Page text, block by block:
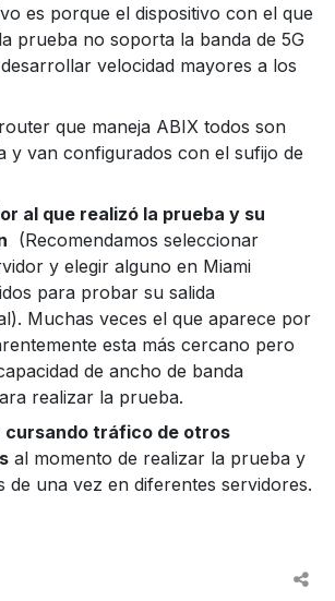
es porque el dispositivo con el que
prueba no soporta la banda de 5G
velocidad mayores a los
que maneja ABIX todos son
y van configurados con el sufijo de
al que realizó la prueba y su
(Recomendamos seleccionar
y elegir alguno en Miami
para probar su salida
Muchas veces el que aparece por
esta más cercano pero
de ancho de banda
realizar la prueba.
cursando tráfico de otros
al momento de realizar la prueba y
de una vez en diferentes servidores.